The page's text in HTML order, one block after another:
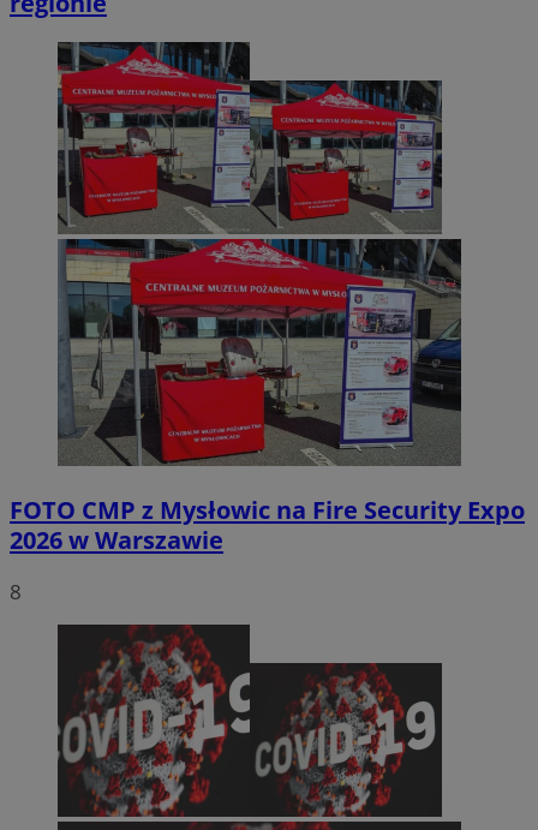
FOTO CMP z Mysłowic na Fire Security Expo
2026 w Warszawie
8